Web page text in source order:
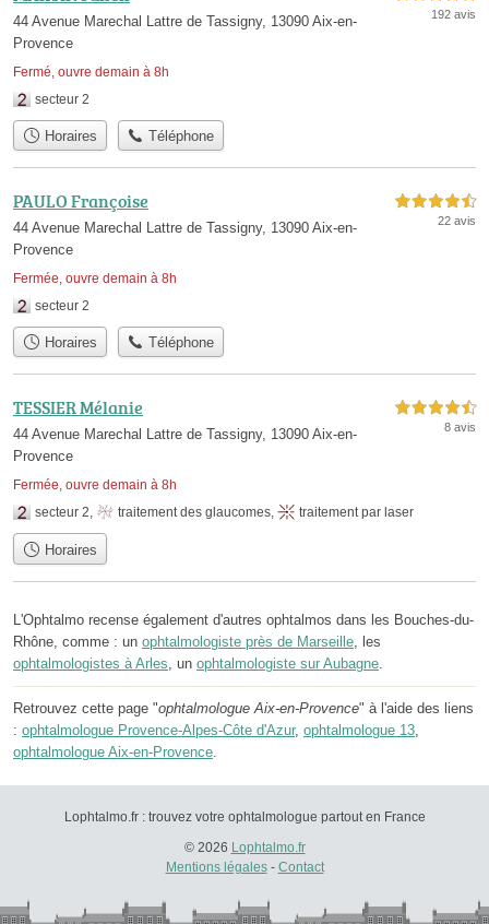
44 Avenue Marechal Lattre de Tassigny, 13090 Aix-en-
Provence
Fermé, ouvre demain à 8h
192 avis
secteur 2
Horaires Téléphone
PAULO Françoise
44 Avenue Marechal Lattre de Tassigny, 13090 Aix-en-
Provence
Fermée, ouvre demain à 8h
4,5 étoiles sur 5
22 avis
secteur 2
Horaires Téléphone
TESSIER Mélanie
44 Avenue Marechal Lattre de Tassigny, 13090 Aix-en-
Provence
Fermée, ouvre demain à 8h
4,5 étoiles sur 5
8 avis
secteur 2, traitement des glaucomes, traitement par laser
Horaires
L'Ophtalmo recense également d'autres ophtalmos dans les Bouches-du-
Rhône, comme : un ophtalmologiste près de Marseille , les
ophtalmologistes à Arles , un ophtalmologiste sur Aubagne
Retrouvez cette page "ophtalmologue Aix-en-Provence" à l'aide des liens
: ophtalmologue Provence-Alpes-Côte d'Azur, ophtalmologue 13
ophtalmologue Aix-en-Provence
Lophtalmo.fr : trouvez votre ophtalmologue partout en France
© 2026 Lophtalmo.fr
Mentions légales- Contact